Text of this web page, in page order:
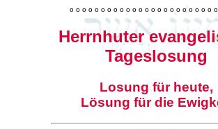
o o o o o o o o o o o o o o o o o o o o o o o o
Herrnhuter
Tageslosung
Losung für heute,
Lösung für die